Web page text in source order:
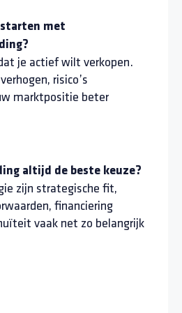
met
je actief wilt verkopen.
risico’s
marktpositie beter
altijd de beste keuze?
zijn strategische fit,
financiering
vaak net zo belangrijk